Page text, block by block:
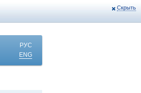
Скрыть
РУС
ENG